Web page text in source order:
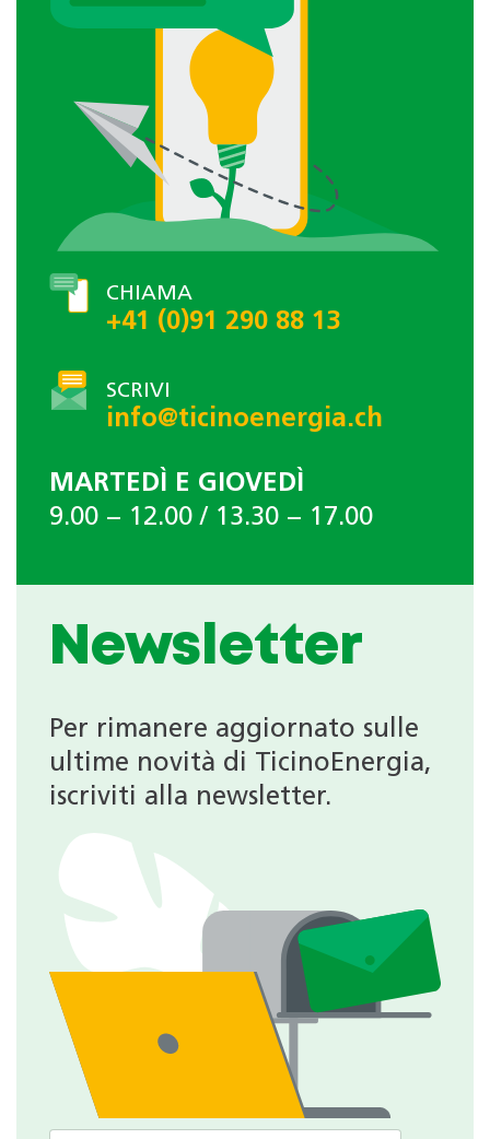
CHIAMA
+41 (0)91 290 88 13
SCRIVI
info@ticinoenergia.ch
MARTEDÌ E GIOVEDÌ
9.00 − 12.00 / 13.30 − 17.00
Newsletter
Per rimanere aggiornato sulle
ultime novità di TicinoEnergia,
iscriviti alla newsletter.